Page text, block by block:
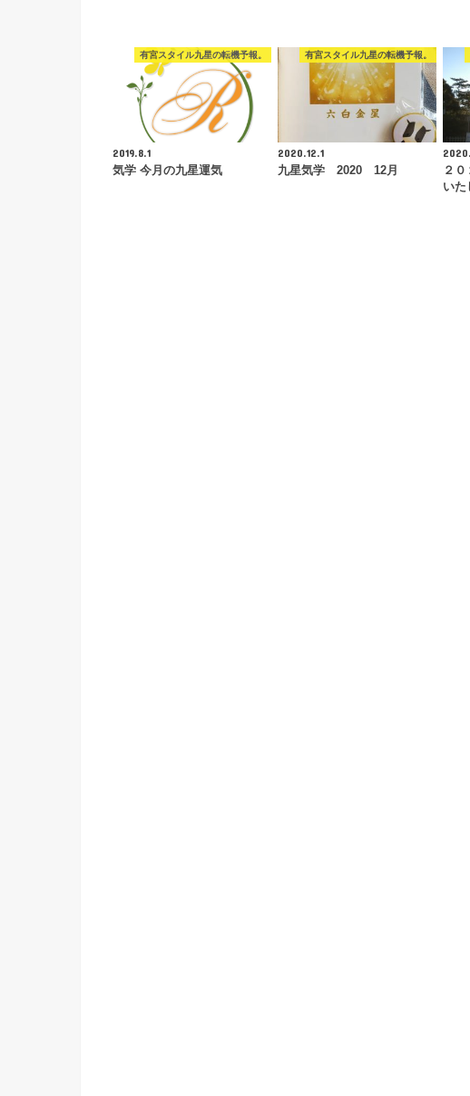
有宮スタイル九星の転機予報。
2019.8.1
気学 今月の九星運気
有宮スタイル九星の転機予報。
2020.12.1
九星気学 2020 12月
２
いた